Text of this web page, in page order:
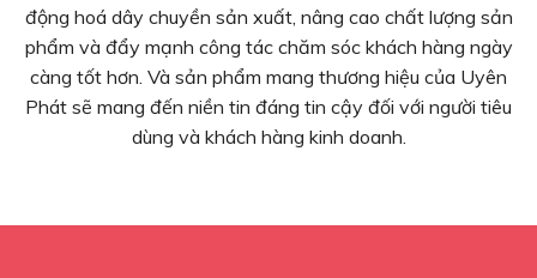
động hoá dây chuyền sản xuất, nâng cao chất lượng sản
phẩm và đẩy mạnh công tác chăm sóc khách hàng ngày
càng tốt hơn. Và sản phẩm mang thương hiệu của Uyên
Phát sẽ mang đến niền tin đáng tin cậy đối với người tiêu
dùng và khách hàng kinh doanh.